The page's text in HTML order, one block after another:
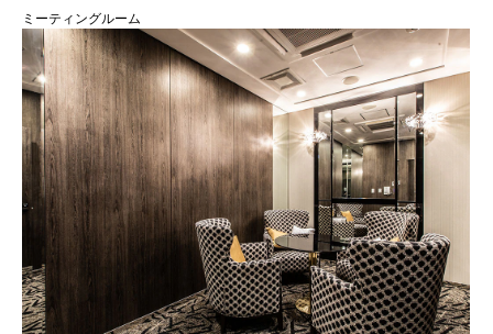
ミーティングルーム